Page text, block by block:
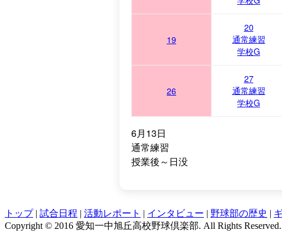
19
20
通常練習
学校G
26
27
通常練習
学校G
6月13日
通常練習
授業後～日没
トップ| 試合日程 | 活動レポート | インタビュー | 野球部の歴史 |
Copyright © 2016 愛知一中旭丘高校野球倶楽部. All Rights Reserved.